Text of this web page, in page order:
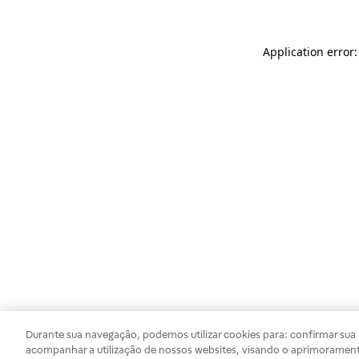
Application
Durante sua navegação, podemos utilizar cookies para: confirmar
acompanhar a utilização de nossos websites, visando o